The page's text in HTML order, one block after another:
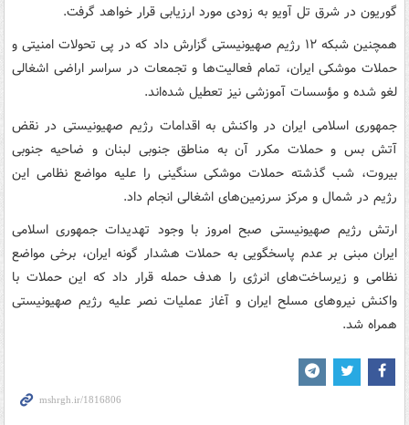
گوریون در شرق تل آویو به زودی مورد ارزیابی قرار خواهد گرفت.
همچنین شبکه ۱۲ رژیم صهیونیستی گزارش داد که در پی تحولات امنیتی و
حملات موشکی ایران، تمام فعالیت‌ها و تجمعات در سراسر اراضی اشغالی
لغو شده و مؤسسات آموزشی نیز تعطیل شده‌اند.
جمهوری اسلامی ایران در واکنش به اقدامات رژیم صهیونیستی در نقض
آتش بس و حملات مکرر آن به مناطق جنوبی لبنان و ضاحیه جنوبی
بیروت، شب گذشته حملات موشکی سنگینی را علیه مواضع نظامی این
رژیم در شمال و مرکز سرزمین‌های اشغالی انجام داد.
ارتش رژیم صهیونیستی صبح امروز با وجود تهدیدات جمهوری اسلامی
ایران مبنی بر عدم پاسخگویی به حملات هشدار گونه ایران، برخی مواضع
نظامی و زیرساخت‌های انرژی را هدف حمله قرار داد که این حملات با
واکنش نیروهای مسلح ایران و آغاز عملیات نصر علیه رژیم صهیونیستی
همراه شد.